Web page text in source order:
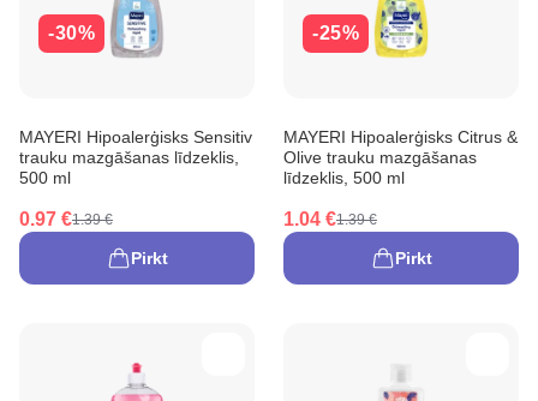
-30%
MAYERI Hipoalerģisks Sensitiv
trauku mazgāšanas līdzeklis,
500 ml
0.97 €1.39 €
Pirkt
-25%
MAYERI Hipoalerģisks Citrus &
Olive trauku mazgāšanas
līdzeklis, 500 ml
1.04 €1.39 €
Pirkt